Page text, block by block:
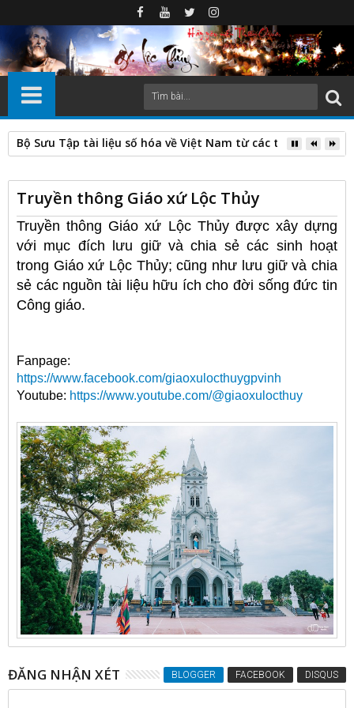
Bộ Sưu Tập tài liệu số hóa về Việt Nam từ các thư viện nước
Truyền thông Giáo xứ Lộc Thủy
Truyền thông Giáo xứ Lộc Thủy được xây dựng
với mục đích lưu giữ và chia sẻ các sinh hoạt
trong Giáo xứ Lộc Thủy; cũng như lưu giữ và chia
sẻ các nguồn tài liệu hữu ích cho đời sống đức tin
Công giáo.
Fanpage:
https://www.facebook.com/giaoxulocthuygpvinh
Youtube: https://www.youtube.com/@giaoxulocthuy
ĐĂNG NHẬN XÉT BLOGGER FACEBOOK DISQUS